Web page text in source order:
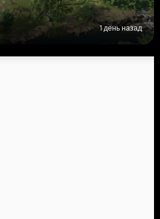
1 день назад